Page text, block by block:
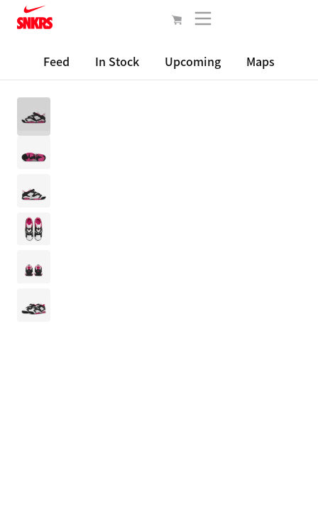
Feed In Stock Upcoming Maps